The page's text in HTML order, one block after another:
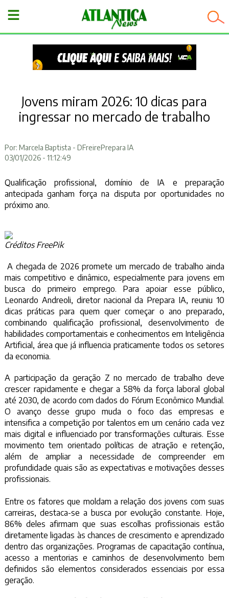
−
Jovens miram 2026: 10 dicas para
ingressar no mercado de trabalho
Por: Marcela Baptista - DFreirePrepara IA
03/01/2026 - 11:12:49
Qualificação profissional, domínio de IA e preparação
antecipada ganham força na disputa por oportunidades no
próximo ano.
Créditos FreePik
A chegada de 2026 promete um mercado de trabalho ainda
mais competitivo e dinâmico, especialmente para jovens em
busca do primeiro emprego. Para apoiar esse público,
Leonardo Andreoli, diretor nacional da Prepara IA, reuniu 10
dicas práticas para quem quer começar o ano preparado,
combinando qualificação profissional, desenvolvimento de
habilidades comportamentais e conhecimentos em Inteligência
Artificial, área que já influencia praticamente todos os setores
da economia.
A participação da geração Z no mercado de trabalho deve
crescer rapidamente e chegar a 58% da força laboral global
até 2030, de acordo com dados do Fórum Econômico Mundial.
O avanço desse grupo muda o foco das empresas e
intensifica a competição por talentos em um cenário cada vez
mais digital e influenciado por transformações culturais. Esse
movimento tem orientado políticas de atração e retenção,
além de ampliar a necessidade de compreender em
profundidade quais são as expectativas e motivações desses
profissionais.
Entre os fatores que moldam a relação dos jovens com suas
carreiras, destaca-se a busca por evolução constante. Hoje,
86% deles afirmam que suas escolhas profissionais estão
diretamente ligadas às chances de crescimento e aprendizado
dentro das organizações. Programas de capacitação contínua,
acesso a mentorias e caminhos de desenvolvimento bem
definidos são elementos considerados essenciais por essa
geração.